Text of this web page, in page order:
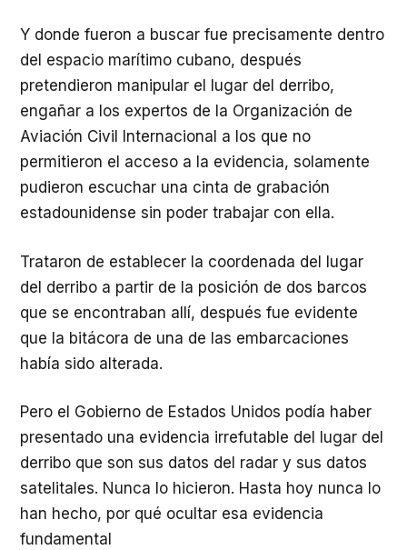
Y donde fueron a buscar fue precisamente dentro
del espacio marítimo cubano, después
pretendieron manipular el lugar del derribo,
engañar a los expertos de la Organización de
Aviación Civil Internacional a los que no
permitieron el acceso a la evidencia, solamente
pudieron escuchar una cinta de grabación
estadounidense sin poder trabajar con ella.
Trataron de establecer la coordenada del lugar
del derribo a partir de la posición de dos barcos
que se encontraban allí, después fue evidente
que la bitácora de una de las embarcaciones
había sido alterada.
Pero el Gobierno de Estados Unidos podía haber
presentado una evidencia irrefutable del lugar del
derribo que son sus datos del radar y sus datos
satelitales. Nunca lo hicieron. Hasta hoy nunca lo
han hecho, por qué ocultar esa evidencia
fundamental